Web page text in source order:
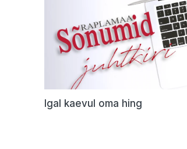
Igal kaevul oma hing